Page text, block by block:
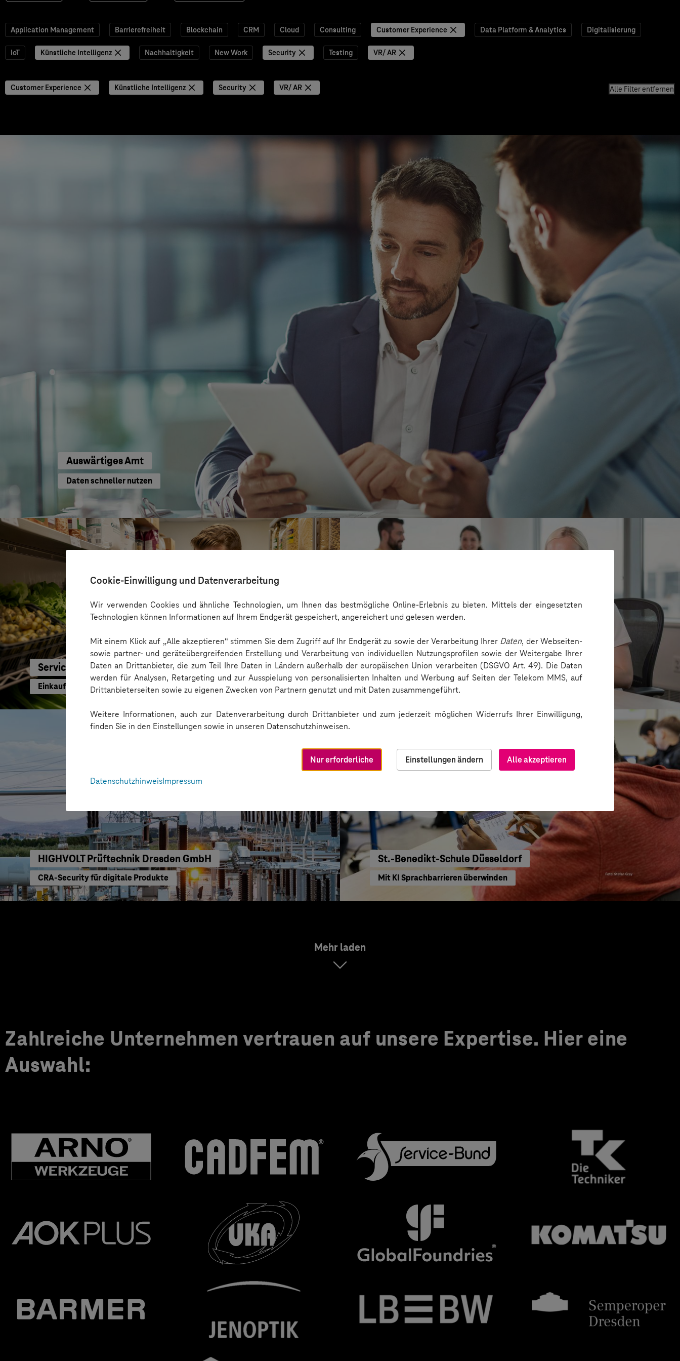
Cookie-Einwilligung und Datenverarbeitung
Wir verwenden Cookies und ähnliche Technologien, um Ihnen das bestmögliche Online-Erlebnis zu bieten. Mittels der eingesetzten
Technologien können Informationen auf Ihrem Endgerät gespeichert, angereichert und gelesen werden.
Mit einem Klick auf „Alle akzeptieren“ stimmen Sie dem Zugriff auf Ihr Endgerät zu sowie der Verarbeitung Ihrer Daten, der Webseiten-
sowie partner- und geräteübergreifenden Erstellung und Verarbeitung von individuellen Nutzungsprofilen sowie der Weitergabe Ihrer
Daten an Drittanbieter, die zum Teil Ihre Daten in Ländern außerhalb der europäischen Union verarbeiten (DSGVO Art. 49). Die Daten
werden für Analysen, Retargeting und zur Ausspielung von personalisierten Inhalten und Werbung auf Seiten der Telekom MMS, auf
Drittanbieterseiten sowie zu eigenen Zwecken von Partnern genutzt und mit Daten zusammengeführt.
Weitere Informationen, auch zur Datenverarbeitung durch Drittanbieter und zum jederzeit möglichen Widerrufs Ihrer Einwilligung,
finden Sie in den Einstellungen sowie in unseren Datenschutzhinweisen.
Alle akzeptieren
Nur erforderliche
Einstellungen ändern
DatenschutzhinweisImpressum
Application Management Barrierefreiheit Blockchain CRM Cloud Consulting Customer Experience Data Platform & Analytics Digitalisierung
IoT Künstliche Intelligenz Nachhaltigkeit New Work Security Testing VR/ AR
Customer Experience Künstliche Intelligenz Security VR/ AR Alle Filter entfernen
Auswärtiges Amt
Daten schneller nutzen
Service-Bund
Einkaufen mit KI neu gedacht
Kreis Bergstraße
KI für moderne Verwaltung
HIGHVOLT Prüftechnik Dresden GmbH
CRA-Security für digitale Produkte
St.-Benedikt-Schule Düsseldorf
Mit KI Sprachbarrieren überwinden
Mehr laden
Zahlreiche Unternehmen vertrauen auf unsere Expertise. Hier eine
Auswahl: